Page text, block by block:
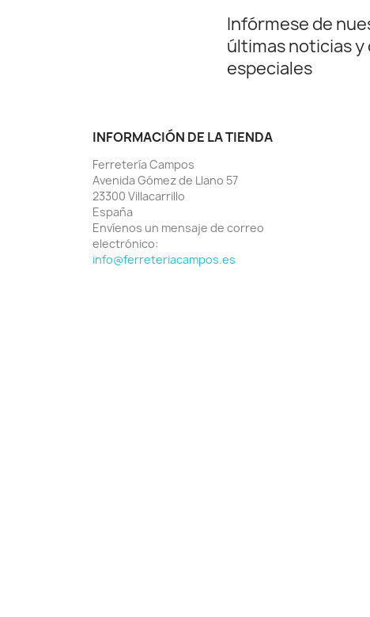
Infórmese de
últimas noticias
especiales
INFORMACIÓN DE LA TIENDA
Ferretería Campos
Avenida Gómez de Llano 57
23300 Villacarrillo
España
Envíenos un mensaje de correo
electrónico:
info@ferreteriacampos.es